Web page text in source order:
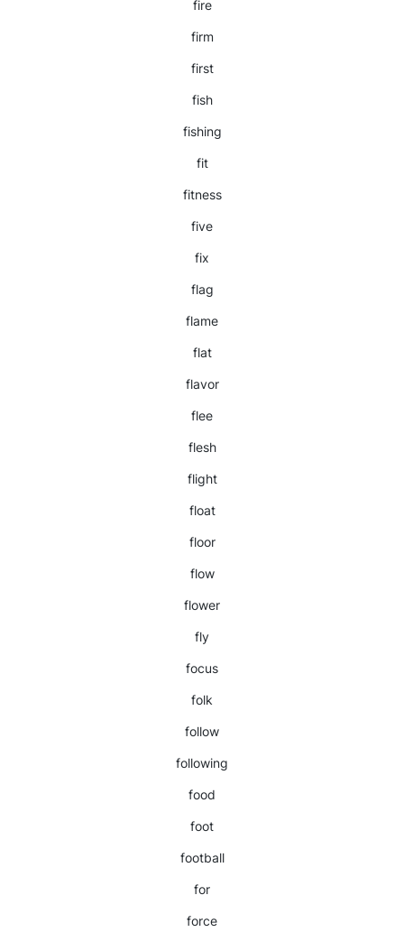
fire
firm
first
fish
fishing
fit
fitness
five
fix
flag
flame
flat
flavor
flee
flesh
flight
float
floor
flow
flower
fly
focus
folk
follow
following
food
foot
football
for
force